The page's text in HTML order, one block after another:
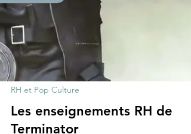
RH et Pop Culture